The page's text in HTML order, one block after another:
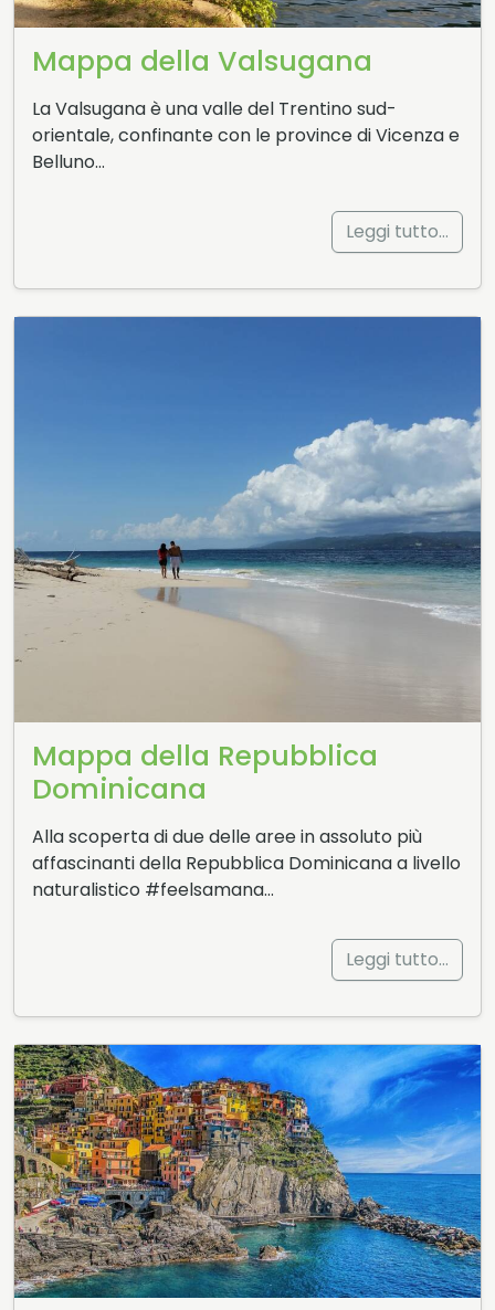
Mappa della Valsugana
La Valsugana è una valle del Trentino sud-
orientale, confinante con le province di Vicenza e
Belluno…
Leggi tutto…
Mappa della Repubblica
Dominicana
Alla scoperta di due delle aree in assoluto più
affascinanti della Repubblica Dominicana a livello
naturalistico #feelsamana…
Leggi tutto…